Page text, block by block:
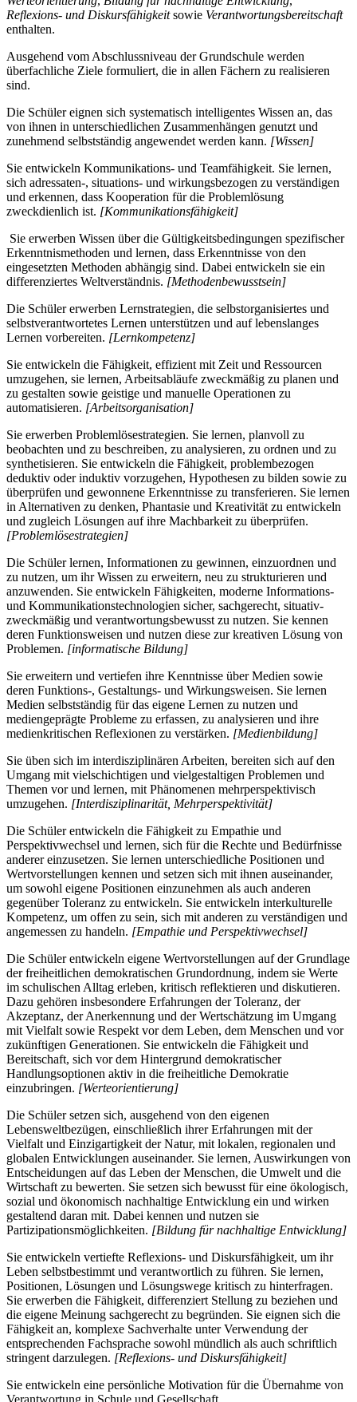
Reflexions- und Diskursfähigkeitsowie Verantwortungsbereitschaft
enthalten.
Ausgehend vom Abschlussniveau der Grundschule werden
überfachliche Ziele formuliert, die in allen Fächern zu realisieren
sind.
Die Schüler eignen sich systematisch intelligentes Wissen an, das
von ihnen in unterschiedlichen Zusammenhängen genutzt und
zunehmend selbstständig angewendet werden kann. [Wissen]
Sie entwickeln Kommunikations- und Teamfähigkeit. Sie lernen,
sich adressaten-, situations- und wirkungsbezogen zu verständigen
und erkennen, dass Kooperation für die Problemlösung
zweckdienlich ist. [Kommunikationsfähigkeit]
Sie erwerben Wissen über die Gültigkeitsbedingungen spezifischer
Erkenntnismethoden und lernen, dass Erkenntnisse von den
eingesetzten Methoden abhängig sind. Dabei entwickeln sie ein
differenziertes Weltverständnis. [Methodenbewusstsein]
Die Schüler erwerben Lernstrategien, die selbstorganisiertes und
selbstverantwortetes Lernen unterstützen und auf lebenslanges
Lernen vorbereiten. [Lernkompetenz]
Sie entwickeln die Fähigkeit, effizient mit Zeit und Ressourcen
umzugehen, sie lernen, Arbeitsabläufe zweckmäßig zu planen und
zu gestalten sowie geistige und manuelle Operationen zu
automatisieren. [Arbeitsorganisation]
Sie erwerben Problemlösestrategien. Sie lernen, planvoll zu
beobachten und zu beschreiben, zu analysieren, zu ordnen und zu
synthetisieren. Sie entwickeln die Fähigkeit, problembezogen
deduktiv oder induktiv vorzugehen, Hypothesen zu bilden sowie zu
überprüfen und gewonnene Erkenntnisse zu transferieren. Sie lernen
in Alternativen zu denken, Phantasie und Kreativität zu entwickeln
und zugleich Lösungen auf ihre Machbarkeit zu überprüfen.
[Problemlösestrategien]
Die Schüler lernen, Informationen zu gewinnen, einzuordnen und
zu nutzen, um ihr Wissen zu erweitern, neu zu strukturieren und
anzuwenden. Sie entwickeln Fähigkeiten, moderne Informations-
und Kommunikationstechnologien sicher, sachgerecht, situativ-
zweckmäßig und verantwortungsbewusst zu nutzen. Sie kennen
deren Funktionsweisen und nutzen diese zur kreativen Lösung von
Problemen. [informatische Bildung]
Sie erweitern und vertiefen ihre Kenntnisse über Medien sowie
deren Funktions-, Gestaltungs- und Wirkungsweisen. Sie lernen
Medien selbstständig für das eigene Lernen zu nutzen und
mediengeprägte Probleme zu erfassen, zu analysieren und ihre
medienkritischen Reflexionen zu verstärken. [Medienbildung]
Sie üben sich im interdisziplinären Arbeiten, bereiten sich auf den
Umgang mit vielschichtigen und vielgestaltigen Problemen und
Themen vor und lernen, mit Phänomenen mehrperspektivisch
umzugehen. [Interdisziplinarität, Mehrperspektivität]
Die Schüler entwickeln die Fähigkeit zu Empathie und
Perspektivwechsel und lernen, sich für die Rechte und Bedürfnisse
anderer einzusetzen. Sie lernen unterschiedliche Positionen und
Wertvorstellungen kennen und setzen sich mit ihnen auseinander,
um sowohl eigene Positionen einzunehmen als auch anderen
gegenüber Toleranz zu entwickeln. Sie entwickeln interkulturelle
Kompetenz, um offen zu sein, sich mit anderen zu verständigen und
angemessen zu handeln. [Empathie und Perspektivwechsel]
Die Schüler entwickeln eigene Wertvorstellungen auf der Grundlage
der freiheitlichen demokratischen Grundordnung, indem sie Werte
im schulischen Alltag erleben, kritisch reflektieren und diskutieren.
Dazu gehören insbesondere Erfahrungen der Toleranz, der
Akzeptanz, der Anerkennung und der Wertschätzung im Umgang
mit Vielfalt sowie Respekt vor dem Leben, dem Menschen und vor
zukünftigen Generationen. Sie entwickeln die Fähigkeit und
Bereitschaft, sich vor dem Hintergrund demokratischer
Handlungsoptionen aktiv in die freiheitliche Demokratie
einzubringen. [Werteorientierung]
Die Schüler setzen sich, ausgehend von den eigenen
Lebensweltbezügen, einschließlich ihrer Erfahrungen mit der
Vielfalt und Einzigartigkeit der Natur, mit lokalen, regionalen und
globalen Entwicklungen auseinander. Sie lernen, Auswirkungen von
Entscheidungen auf das Leben der Menschen, die Umwelt und die
Wirtschaft zu bewerten. Sie setzen sich bewusst für eine ökologisch,
sozial und ökonomisch nachhaltige Entwicklung ein und wirken
gestaltend daran mit. Dabei kennen und nutzen sie
Partizipationsmöglichkeiten. [Bildung für nachhaltige Entwicklung]
Sie entwickeln vertiefte Reflexions- und Diskursfähigkeit, um ihr
Leben selbstbestimmt und verantwortlich zu führen. Sie lernen,
Positionen, Lösungen und Lösungswege kritisch zu hinterfragen.
Sie erwerben die Fähigkeit, differenziert Stellung zu beziehen und
die eigene Meinung sachgerecht zu begründen. Sie eignen sich die
Fähigkeit an, komplexe Sachverhalte unter Verwendung der
entsprechenden Fachsprache sowohl mündlich als auch schriftlich
stringent darzulegen. [Reflexions- und Diskursfähigkeit]
Sie entwickeln eine persönliche Motivation für die Übernahme von